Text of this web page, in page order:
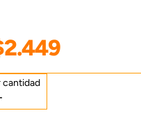
cantidad